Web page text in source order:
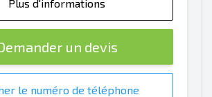
Plus d'informations
un devis
le numéro de téléphone